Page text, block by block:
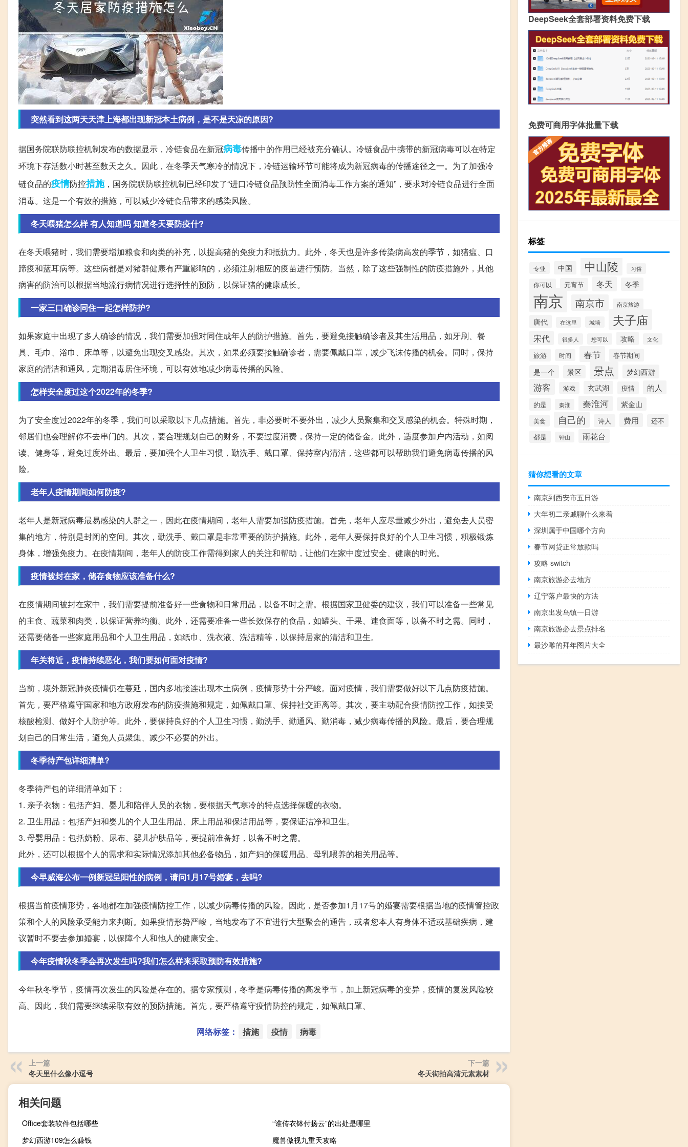
突然看到这两天天津上海都出现新冠本土病例，是不是天凉的原因?
据国务院联防联控机制发布的数据显示，冷链食品在新冠病毒传播中的作用已经被充分确认。冷链食品中携带的新冠病毒可以在特定
环境下存活数小时甚至数天之久。因此，在冬季天气寒冷的情况下，冷链运输环节可能将成为新冠病毒的传播途径之一。为了加强冷
链食品的疫情防控措施，国务院联防联控机制已经印发了“进口冷链食品预防性全面消毒工作方案的通知”，要求对冷链食品进行全面
消毒。这是一个有效的措施，可以减少冷链食品带来的感染风险。
冬天喂猪怎么样 有人知道吗 知道冬天要防疫什?
在冬天喂猪时，我们需要增加粮食和肉类的补充，以提高猪的免疫力和抵抗力。此外，冬天也是许多传染病高发的季节，如猪瘟、口
蹄疫和蓝耳病等。这些病都是对猪群健康有严重影响的，必须注射相应的疫苗进行预防。当然，除了这些强制性的防疫措施外，其他
病害的防治可以根据当地流行病情况进行选择性的预防，以保证猪的健康成长。
一家三口确诊同住一起怎样防护?
如果家庭中出现了多人确诊的情况，我们需要加强对同住成年人的防护措施。首先，要避免接触确诊者及其生活用品，如牙刷、餐
具、毛巾、浴巾、床单等，以避免出现交叉感染。其次，如果必须要接触确诊者，需要佩戴口罩，减少飞沫传播的机会。同时，保持
家庭的清洁和通风，定期消毒居住环境，可以有效地减少病毒传播的风险。
怎样安全度过这个2022年的冬季?
为了安全度过2022年的冬季，我们可以采取以下几点措施。首先，非必要时不要外出，减少人员聚集和交叉感染的机会。特殊时期，
邻居们也会理解你不去串门的。其次，要合理规划自己的财务，不要过度消费，保持一定的储备金。此外，适度参加户内活动，如阅
读、健身等，避免过度外出。最后，要加强个人卫生习惯，勤洗手、戴口罩、保持室内清洁，这些都可以帮助我们避免病毒传播的风
险。
老年人疫情期间如何防疫?
老年人是新冠病毒最易感染的人群之一，因此在疫情期间，老年人需要加强防疫措施。首先，老年人应尽量减少外出，避免去人员密
集的地方，特别是封闭的空间。其次，勤洗手、戴口罩是非常重要的防护措施。此外，老年人要保持良好的个人卫生习惯，积极锻炼
身体，增强免疫力。在疫情期间，老年人的防疫工作需得到家人的关注和帮助，让他们在家中度过安全、健康的时光。
疫情被封在家，储存食物应该准备什么?
在疫情期间被封在家中，我们需要提前准备好一些食物和日常用品，以备不时之需。根据国家卫健委的建议，我们可以准备一些常见
的主食、蔬菜和肉类，以保证营养均衡。此外，还需要准备一些长效保存的食品，如罐头、干果、速食面等，以备不时之需。同时，
还需要储备一些家庭用品和个人卫生用品，如纸巾、洗衣液、洗洁精等，以保持居家的清洁和卫生。
年关将近，疫情持续恶化，我们要如何面对疫情?
当前，境外新冠肺炎疫情仍在蔓延，国内多地接连出现本土病例，疫情形势十分严峻。面对疫情，我们需要做好以下几点防疫措施。
首先，要严格遵守国家和地方政府发布的防疫措施和规定，如佩戴口罩、保持社交距离等。其次，要主动配合疫情防控工作，如接受
核酸检测、做好个人防护等。此外，要保持良好的个人卫生习惯，勤洗手、勤通风、勤消毒，减少病毒传播的风险。最后，要合理规
划自己的日常生活，避免人员聚集、减少不必要的外出。
冬季待产包详细清单?
冬季待产包的详细清单如下：
1. 亲子衣物：包括产妇、婴儿和陪伴人员的衣物，要根据天气寒冷的特点选择保暖的衣物。
2. 卫生用品：包括产妇和婴儿的个人卫生用品、床上用品和保洁用品等，要保证洁净和卫生。
3. 母婴用品：包括奶粉、尿布、婴儿护肤品等，要提前准备好，以备不时之需。
此外，还可以根据个人的需求和实际情况添加其他必备物品，如产妇的保暖用品、母乳喂养的相关用品等。
今早威海公布一例新冠呈阳性的病例，请问1月17号婚宴，去吗?
根据当前疫情形势，各地都在加强疫情防控工作，以减少病毒传播的风险。因此，是否参加1月17号的婚宴需要根据当地的疫情管控政
策和个人的风险承受能力来判断。如果疫情形势严峻，当地发布了不宜进行大型聚会的通告，或者您本人有身体不适或基础疾病，建
议暂时不要去参加婚宴，以保障个人和他人的健康安全。
今年疫情秋冬季会再次发生吗?我们怎么样来采取预防有效措施?
今年秋冬季节，疫情再次发生的风险是存在的。据专家预测，冬季是病毒传播的高发季节，加上新冠病毒的变异，疫情的复发风险较
高。因此，我们需要继续采取有效的预防措施。首先，要严格遵守疫情防控的规定，如佩戴口罩、
网络标签： 措施 疫情 病毒
上一篇
冬天里什么像小逗号
下一篇
冬天街拍高清元素素材
相关问题
Office套装软件包括哪些
“谁传衣钵付扬云”的出处是哪里
梦幻西游109怎么赚钱
魔兽傲视九重天攻略
DeepSeek全套部署资料免费下载
免费可商用字体批量下载
标签
专业 中国 中山陵 习俗
你可以 元宵节 冬天 冬季
南京 南京市 南京旅游
唐代 在这里 城墙 夫子庙
宋代 很多人 您可以 攻略 文化
旅游 时间 春节 春节期间
是一个 景区 景点 梦幻西游
游客 游戏 玄武湖 疫情 的人
的是 秦淮 秦淮河 紫金山
美食 自己的 诗人 费用 还不
都是 钟山 雨花台
猜你想看的文章
南京到西安市五日游
大年初二亲戚聊什么来着
深圳属于中国哪个方向
春节网贷正常放款吗
攻略 switch
南京旅游必去地方
辽宁落户最快的方法
南京出发乌镇一日游
南京旅游必去景点排名
最沙雕的拜年图片大全